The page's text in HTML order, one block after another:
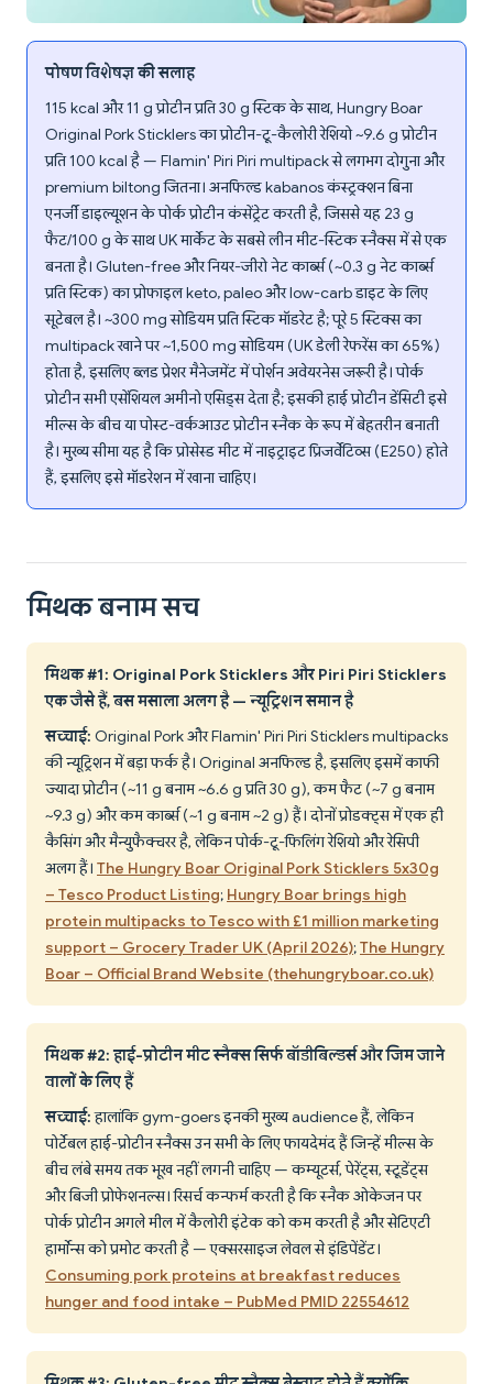
पोषण विशेषज्ञ की सलाह
115 kcal और 11 g प्रोटीन प्रति 30 g स्टिक के साथ, Hungry Boar
Original Pork Sticklers का प्रोटीन-टू-कैलोरी रेशियो ~9.6 g प्रोटीन
प्रति 100 kcal है — Flamin' Piri Piri multipack से लगभग दोगुना और
premium biltong जितना। अनफिल्ड kabanos कंस्ट्रक्शन बिना
एनर्जी डाइल्यूशन के पोर्क प्रोटीन कंसेंट्रेट करती है, जिससे यह 23 g
फैट/100 g के साथ UK मार्केट के सबसे लीन मीट-स्टिक स्नैक्स में से एक
बनता है। Gluten-free और नियर-जीरो नेट कार्ब्स (~0.3 g नेट कार्ब्स
प्रति स्टिक) का प्रोफाइल keto, paleo और low-carb डाइट के लिए
सूटेबल है। ~300 mg सोडियम प्रति स्टिक मॉडरेट है; पूरे 5 स्टिक्स का
multipack खाने पर ~1,500 mg सोडियम (UK डेली रेफरेंस का 65%)
होता है, इसलिए ब्लड प्रेशर मैनेजमेंट में पोर्शन अवेयरनेस जरूरी है। पोर्क
प्रोटीन सभी एसेंशियल अमीनो एसिड्स देता है; इसकी हाई प्रोटीन डेंसिटी इसे
मील्स के बीच या पोस्ट-वर्कआउट प्रोटीन स्नैक के रूप में बेहतरीन बनाती
है। मुख्य सीमा यह है कि प्रोसेस्ड मीट में नाइट्राइट प्रिजर्वेटिव्स (E250) होते
हैं, इसलिए इसे मॉडरेशन में खाना चाहिए।
मिथक बनाम सच
मिथक #1: Original Pork Sticklers और Piri Piri Sticklers
एक जैसे हैं, बस मसाला अलग है — न्यूट्रिशन समान है
सच्चाई: Original Pork और Flamin' Piri Piri Sticklers multipacks
की न्यूट्रिशन में बड़ा फर्क है। Original अनफिल्ड है, इसलिए इसमें काफी
ज्यादा प्रोटीन (~11 g बनाम ~6.6 g प्रति 30 g), कम फैट (~7 g बनाम
~9.3 g) और कम कार्ब्स (~1 g बनाम ~2 g) हैं। दोनों प्रोडक्ट्स में एक ही
कैसिंग और मैन्युफैक्चरर है, लेकिन पोर्क-टू-फिलिंग रेशियो और रेसिपी
अलग हैं। The Hungry Boar Original Pork Sticklers 5x30g
– Tesco Product Listing; Hungry Boar brings high
protein multipacks to Tesco with £1 million marketing
support – Grocery Trader UK (April 2026);The Hungry
Boar – Official Brand Website (thehungryboar.co.uk)
मिथक #2: हाई-प्रोटीन मीट स्नैक्स सिर्फ बॉडीबिल्डर्स और जिम जाने
वालों के लिए हैं
सच्चाई:हालांकि gym-goers इनकी मुख्य audience हैं, लेकिन
पोर्टेबल हाई-प्रोटीन स्नैक्स उन सभी के लिए फायदेमंद हैं जिन्हें मील्स के
बीच लंबे समय तक भूख नहीं लगनी चाहिए — कम्यूटर्स, पेरेंट्स, स्टूडेंट्स
और बिजी प्रोफेशनल्स। रिसर्च कन्फर्म करती है कि स्नैक ओकेजन पर
पोर्क प्रोटीन अगले मील में कैलोरी इंटेक को कम करती है और सेटिएटी
हार्मोन्स को प्रमोट करती है — एक्सरसाइज लेवल से इंडिपेंडेंट।
Consuming pork proteins at breakfast reduces
hunger and food intake – PubMed PMID 22554612